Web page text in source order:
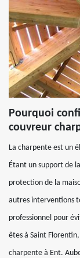
Pourquoi
couvreur
La charpente est un
Étant un support de
protection de la
autres interventions
professionnel pour
êtes à Saint
charpente à Ent.